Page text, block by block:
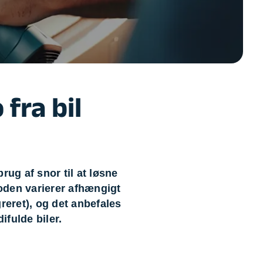
af tagrende
af genstande
rengøring
fra bil
af snor til at løsne
varierer afhængigt
og det anbefales
biler.